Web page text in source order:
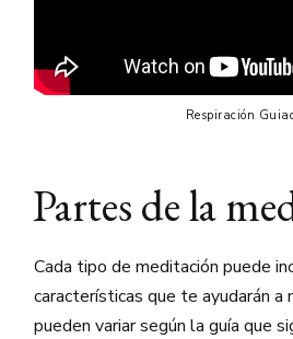
Respiración
Partes de la
Cada tipo de meditación puede
características que te ayudarán a
pueden variar según la guía que